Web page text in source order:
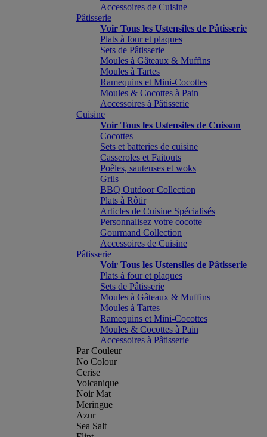
Accessoires de Cuisine
Pâtisserie
Voir Tous les Ustensiles de Pâtisserie
Plats à four et plaques
Sets de Pâtisserie
Moules à Gâteaux & Muffins
Moules à Tartes
Ramequins et Mini-Cocottes
Moules & Cocottes à Pain
Accessoires à Pâtisserie
Cuisine
Voir Tous les Ustensiles de Cuisson
Cocottes
Sets et batteries de cuisine
Casseroles et Faitouts
Poêles, sauteuses et woks
Grils
BBQ Outdoor Collection
Plats à Rôtir
Articles de Cuisine Spécialisés
Personnalisez votre cocotte
Gourmand Collection
Accessoires de Cuisine
Pâtisserie
Voir Tous les Ustensiles de Pâtisserie
Plats à four et plaques
Sets de Pâtisserie
Moules à Gâteaux & Muffins
Moules à Tartes
Ramequins et Mini-Cocottes
Moules & Cocottes à Pain
Accessoires à Pâtisserie
Par Couleur
No Colour
Cerise
Volcanique
Noir Mat
Meringue
Azur
Sea Salt